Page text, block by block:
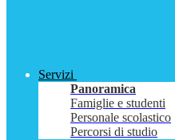
Servizi
Panoramica
Famiglie e studenti
Personale scolastico
Percorsi di studio